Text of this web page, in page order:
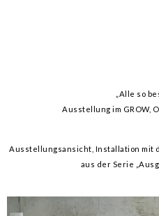
„Alle so
Ausstellung im GROW,
Ausstellungsansicht, Installation mit
aus der Serie